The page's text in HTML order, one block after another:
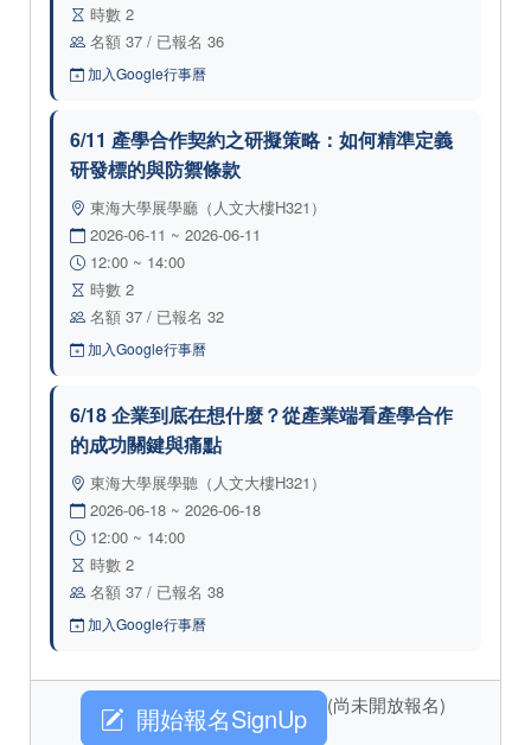
時數 2
名額 37 / 已報名 36
加入Google行事曆
6/11 產學合作契約之研擬策略：如何精準定義
研發標的與防禦條款
東海大學展學廳（人文大樓H321）
2026-06-11 ~ 2026-06-11
12:00 ~ 14:00
時數 2
名額 37 / 已報名 32
加入Google行事曆
6/18 企業到底在想什麼？從產業端看產學合作
的成功關鍵與痛點
東海大學展學聽（人文大樓H321）
2026-06-18 ~ 2026-06-18
12:00 ~ 14:00
時數 2
名額 37 / 已報名 38
加入Google行事曆
開始報名SignUp (尚未開放報名)